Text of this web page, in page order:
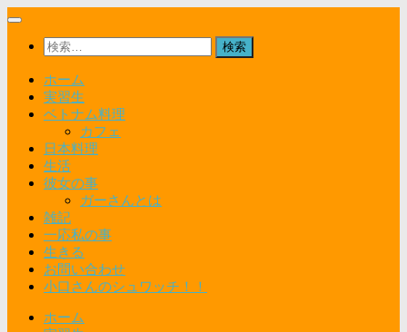
コ
検
索:
ホーム
実習生
ベトナム料理
カフェ
日本料理
生活
彼女の事
ガーさんとは
雑記
一応私の事
生きる
お問い合わせ
小口さんのシュワッチ！！
ホーム